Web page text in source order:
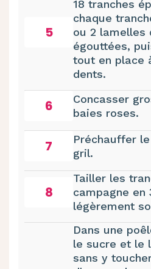
5
18 tranches
chaque
ou 2 lamelles
égouttées,
tout en place
dents.
6
Concasser
baies roses.
7
Préchauffer
gril.
8
Tailler les
campagne
légèrement
Dans une
le sucre et le
sans y